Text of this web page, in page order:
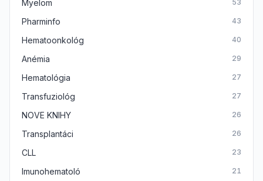
Myelom 53
Pharminfo 43
Hematoonkológ 40
Anémia 29
Hematológia 27
Transfuziológ 27
NOVE KNIHY 26
Transplantáci 26
CLL 23
Imunohematoló 21